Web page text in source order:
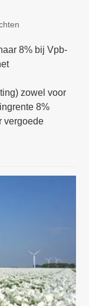
8% bij Vpb-
zowel voor
8%
vergoede